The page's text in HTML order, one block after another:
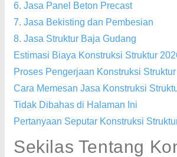
6. Jasa Panel Beton Precast
7. Jasa Bekisting dan Pembesian
8. Jasa Struktur Baja Gudang
Estimasi Biaya Konstruksi Struktur
Proses Pengerjaan Konstruksi Struktur
Cara Memesan Jasa Konstruksi
Tidak Dibahas di Halaman Ini
Pertanyaan Seputar Konstruksi
Sekilas Tentang